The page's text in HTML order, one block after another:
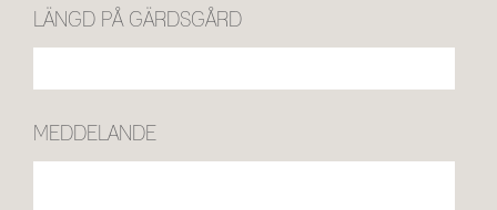
LÄNGD PÅ GÄRDSGÅRD
MEDDELANDE